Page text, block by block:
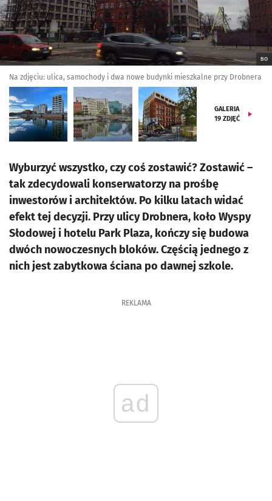
BO
Na zdjęciu: ulica, samochody i dwa nowe budynki mieszkalne przy Drobnera
GALERIA
19 ZDJĘĆ
Wyburzyć wszystko, czy coś zostawić? Zostawić –
tak zdecydowali konserwatorzy na prośbę
inwestorów i architektów. Po kilku latach widać
efekt tej decyzji. Przy ulicy Drobnera, koło Wyspy
Słodowej i hotelu Park Plaza, kończy się budowa
dwóch nowoczesnych bloków. Częścią jednego z
nich jest zabytkowa ściana po dawnej szkole.
REKLAMA
ad